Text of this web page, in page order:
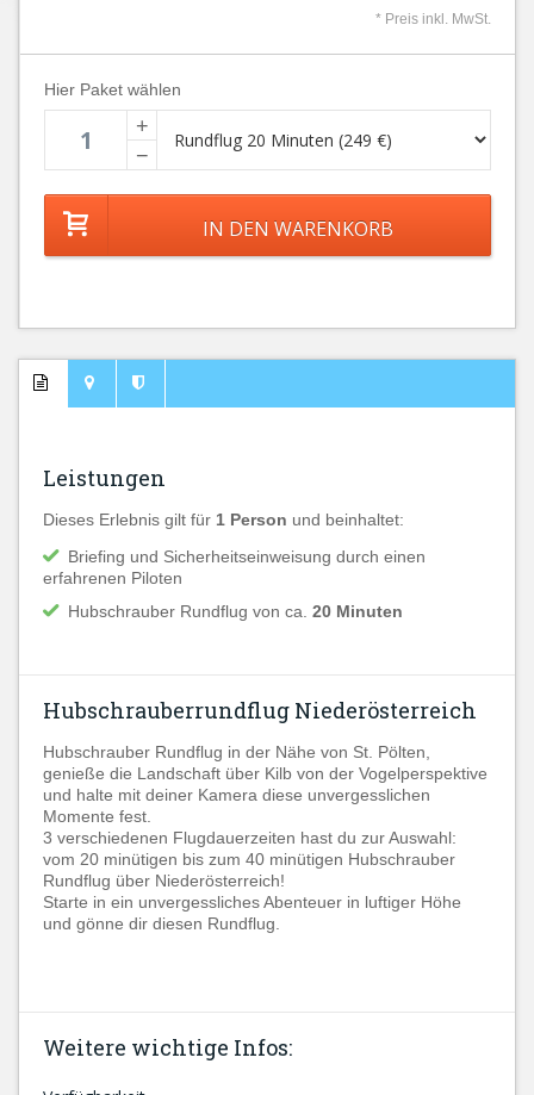
* Preis inkl. MwSt.
Hier Paket wählen
+
−
Leistungen
Dieses Erlebnis gilt für 1 Person und beinhaltet:
Briefing und Sicherheitseinweisung durch einen
erfahrenen Piloten
Hubschrauber Rundflug von ca. 20 Minuten
Hubschrauberrundflug Niederösterreich
Hubschrauber Rundflug in der Nähe von St. Pölten,
genieße die Landschaft über Kilb von der Vogelperspektive
und halte mit deiner Kamera diese unvergesslichen
Momente fest.
3 verschiedenen Flugdauerzeiten hast du zur Auswahl:
vom 20 minütigen bis zum 40 minütigen Hubschrauber
Rundflug über Niederösterreich!
Starte in ein unvergessliches Abenteuer in luftiger Höhe
und gönne dir diesen Rundflug.
Weitere wichtige Infos: